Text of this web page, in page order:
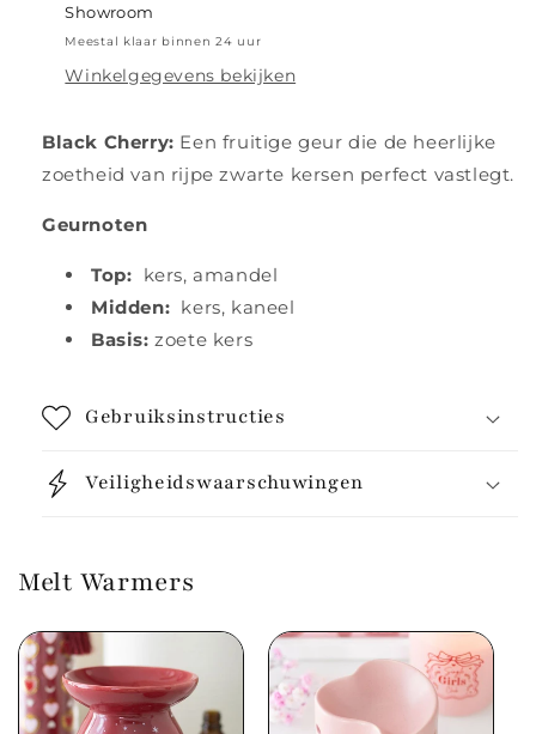
Showroom
Meestal klaar binnen 24 uur
Winkelgegevens bekijken
Black Cherry: Een fruitige geur die de heerlijke
zoetheid van rijpe zwarte kersen perfect vastlegt.
Geurnoten
Top: kers, amandel
Midden: kers, kaneel
Basis: zoete kers
Gebruiksinstructies
Veiligheidswaarschuwingen
Melt Warmers